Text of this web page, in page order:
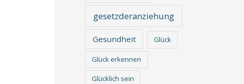
gesetzderanziehung
Gesundheit Glück
Glück erkennen
Glücklich sein